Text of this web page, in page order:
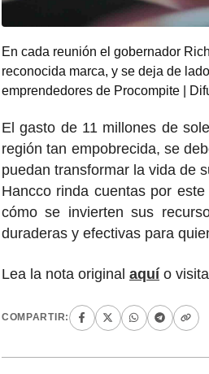
En cada reunión el gobernador
reconocida marca, y se deja de
emprendedores de Procompite |
El gasto de 11 millones de
región tan empobrecida, se
puedan transformar la vida de
Hancco rinda cuentas por
cómo se invierten sus
duraderas y efectivas para
Lea la nota original aquí o
COMPARTIR: